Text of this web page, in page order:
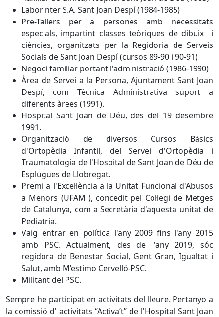
Laborinter S.A. Sant Joan Despí (1984-1985)
Pre-Tallers per a persones amb necessitats
especials, impartint classes teòriques de dibuix i
ciències, organitzats per la Regidoria de Serveis
Socials de Sant Joan Despí (cursos 89-90 i 90-91)
Negoci familiar portant l'administració (1986-1990)
Àrea de Servei a la Persona, Ajuntament Sant Joan
Despí, com Tècnica Administrativa suport a
diferents àrees (1991).
Hospital Sant Joan de Déu, des del 19 desembre
1991.
Organització de diversos Cursos Bàsics
d'Ortopèdia Infantil, del Servei d'Ortopèdia i
Traumatologia de l'Hospital de Sant Joan de Déu de
Esplugues de Llobregat.
Premi a l'Excel·lència a la Unitat Funcional d'Abusos
a Menors (UFAM ), concedit pel Col·legi de Metges
de Catalunya, com a Secretària d'aquesta unitat de
Pediatria.
Vaig entrar en política l'any 2009 fins l'any 2015
amb PSC. Actualment, des de l'any 2019, sóc
regidora de Benestar Social, Gent Gran, Igualtat i
Salut, amb M’estimo Cervelló-PSC.
Militant del PSC.
Sempre he participat en activitats del lleure. Pertanyo a
la comissió d' activitats “Activa’t” de l'Hospital Sant Joan